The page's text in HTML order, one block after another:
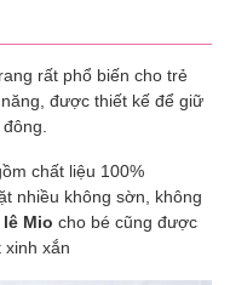
rất phổ biến cho trẻ
được thiết kế để giữ
chất liệu 100%
nhiều không sờn, không
Mio cho bé cũng được
xinh xắn